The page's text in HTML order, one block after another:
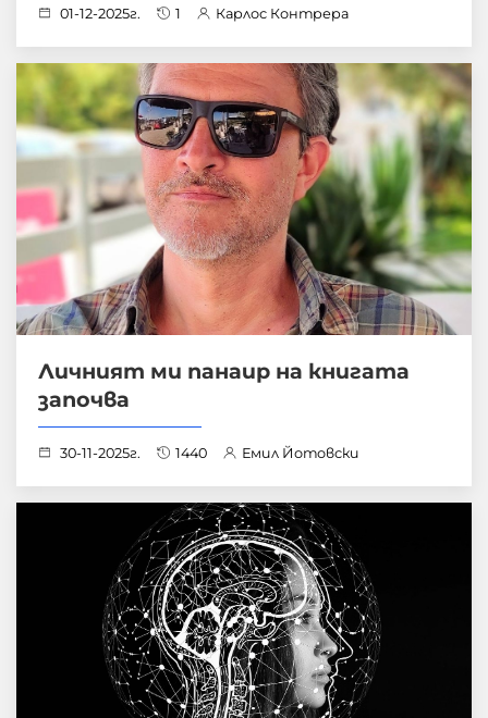
01-12-2025г. 1 Карлос Контрера
Личният ми панаир на книгата
започва
30-11-2025г. 1440 Емил Йотовски